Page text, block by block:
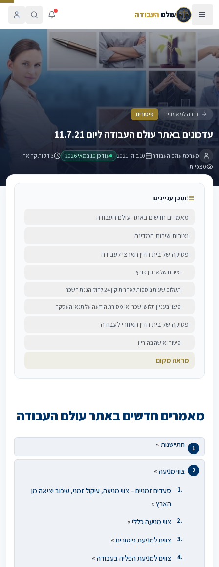
עולםהעבודה
עדכונים באתר עולם העבודה ליום 11.7.21
חזרה למאמרים פיטורים
עדכונים באתר עולם העבודה ליום 11.7.21
מערכת עולם העבודה 10 ביולי 2021 עודכן 10 במאי 2026
3 דקות קריאה
0צפיות
תוכן עניינים
מאמרים חדשים באתר עולם העבודה
נציבות שירות המדינה
פסיקה של בית הדין הארצי לעבודה
יציגות של ארגון פורץ
תשלום שעות נוספות לאחר תיקון 24 לחוק הגנת השכר
פיצוי בעניין תלושי שכר ואי מסירת הודעה על תנאי העסקה
פסיקה של בית הדין האזורי לעבודה
פיטורי אישה בהיריון
מראה מקום
מאמרים חדשים באתר עולם העבודה
התיישנות »
צווי מניעה »
סעדים זמניים – צווי מניעה, עיקול זמני, עיכוב יציאה מן
הארץ »
צווי מניעה כללי »
צווים למניעת פיטורים »
צווים למניעת הפליה בעבודה »